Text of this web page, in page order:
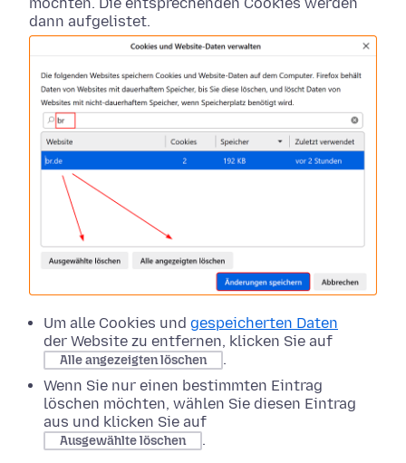
möchten. Die entsprechenden Cookies werden
dann aufgelistet.
Um alle Cookies und gespeicherten Daten
der Website zu entfernen, klicken Sie auf
Alle angezeigten löschen
.
Wenn Sie nur einen bestimmten Eintrag
löschen möchten, wählen Sie diesen Eintrag
aus und klicken Sie auf
Ausgewählte löschen
.